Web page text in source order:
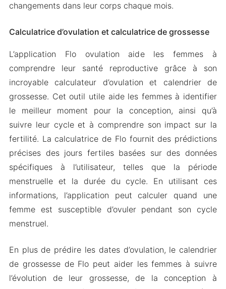
changements dans leur corps chaque mois.
Calculatrice d’ovulation et calculatrice de grossesse
L’application Flo ovulation aide les femmes à
comprendre leur santé reproductive grâce à son
incroyable calculateur d’ovulation et calendrier de
grossesse. Cet outil utile aide les femmes à identifier
le meilleur moment pour la conception, ainsi qu’à
suivre leur cycle et à comprendre son impact sur la
fertilité. La calculatrice de Flo fournit des prédictions
précises des jours fertiles basées sur des données
spécifiques à l’utilisateur, telles que la période
menstruelle et la durée du cycle. En utilisant ces
informations, l’application peut calculer quand une
femme est susceptible d’ovuler pendant son cycle
menstruel.
En plus de prédire les dates d’ovulation, le calendrier
de grossesse de Flo peut aider les femmes à suivre
l’évolution de leur grossesse, de la conception à